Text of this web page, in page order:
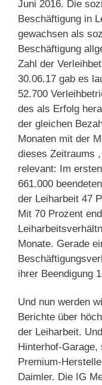
Juni 2016. Die
Beschäftigung in
gewachsen als
Beschäftigung
Zahl der
30.06.17 gab es
52.700
des als Erfolg
der gleichen
Monaten mit der
dieses Zeitraums
relevant: Im
661.000
der Leiharbeit 47
Mit 70 Prozent
Monate. Gerade
ihrer Beendigung
Und nun werden
Berichte über
der Leiharbeit.
Hinterhof-Garage,
Premium-
Daimler. Die IG